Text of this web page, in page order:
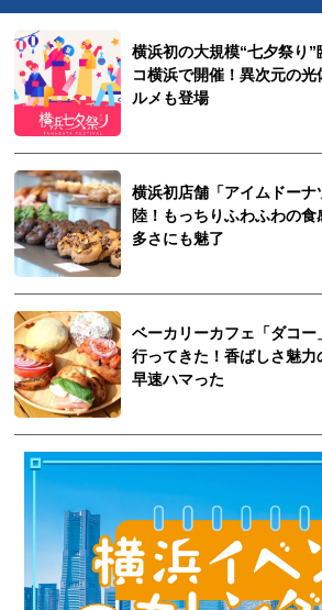
横浜初の大規模“七夕祭り
コ横浜で開催！異次元の
ルメも登場
横浜初店舗「アイムドー
陸！もっちりふわふわの
多さにも魅了
ベーカリーカフェ「ダコ
行ってきた！香ばしさ魅力
早速ハマった